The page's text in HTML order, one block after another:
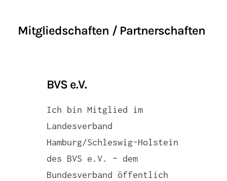
Mitgliedschaften / Partnerschaften
BVS e.V.
Ich bin Mitglied im
Landesverband
Hamburg/Schleswig-Holstein
des BVS e.V. – dem
Bundesverband öffentlich